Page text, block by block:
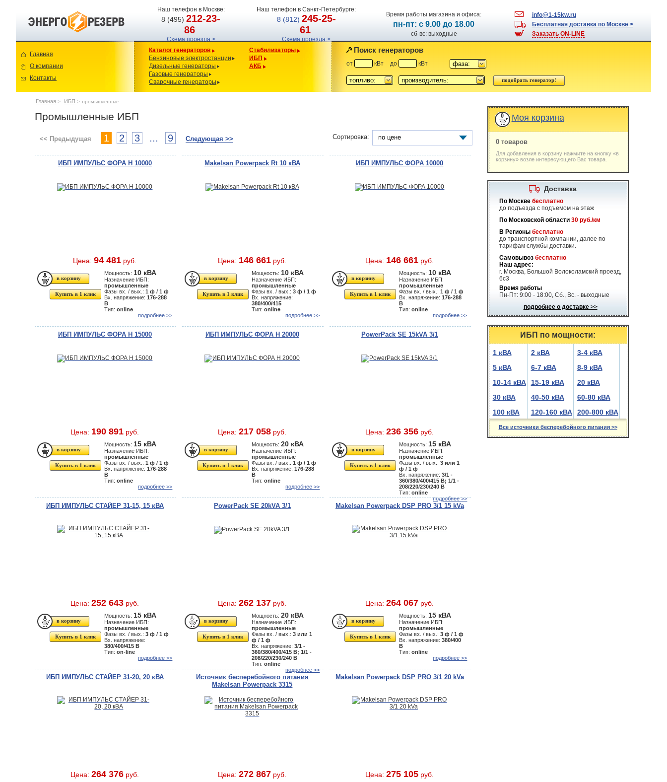
Наш телефон в Москве:
8 (495)212-23-
86
Схема проезда >
Наш телефон в Санкт-Петербурге:
8 (812) 245-25-
61
Схема проезда >
Время работы магазина и офиса:
пн-пт: с 9.00 до 18.00
сб-вс: выходные
info@1-15kw.ru
Бесплатная доставка по Москве >
Заказать ON-LINE
Главная
О компании
Контакты
Каталог генераторов
Бензиновые электростанции
Дизельные генераторы
Газовые генераторы
Сварочные генераторы
Стабилизаторы
ИБП
АКБ
Поиск генераторов
от кВт до кВт фаза:
топливо: производитель:
Главная > ИБП > промышленные
Промышленные ИБП
Сортировка: по цене
<< Предыдущая 1 2 3 ... 9 Следующая >>
ИБП ИМПУЛЬС ФОРА H 10000
Цена:94 481 руб.
Купить в 1 клик
Мощность: 10 кВА
Назначение ИБП:
промышленные
Фазы вх. / вых.:1 ф / 1 ф
Вх. напряжение:176-288
В
Тип:online
подробнее >>
Makelsan Powerpack Rt 10 кВА
Цена: 146 661 руб.
Купить в 1 клик
Мощность: 10 кВА
Назначение ИБП:
промышленные
Фазы вх. / вых.:3 ф / 1 ф
Вх. напряжение:
380/400/415
Тип:online
подробнее >>
ИБП ИМПУЛЬС ФОРА 10000
Цена: 146 661 руб.
Купить в 1 клик
Мощность: 10 кВА
Назначение ИБП:
промышленные
Фазы вх. / вых.:1 ф / 1 ф
Вх. напряжение:176-288
В
Тип:online
подробнее >>
ИБП ИМПУЛЬС ФОРА H 15000
Цена: 190 891 руб.
Купить в 1 клик
Мощность: 15 кВА
Назначение ИБП:
промышленные
Фазы вх. / вых.:1 ф / 1 ф
Вх. напряжение:176-288
В
Тип:online
подробнее >>
ИБП ИМПУЛЬС ФОРА H 20000
Цена:217 058 руб.
Купить в 1 клик
Мощность:20 кВА
Назначение ИБП:
промышленные
Фазы вх. / вых.:1 ф / 1 ф
Вх. напряжение:176-288
В
Тип:online
подробнее >>
PowerPack SE 15kVA 3/1
Цена:236 356 руб.
Купить в 1 клик
Мощность: 15 кВА
Назначение ИБП:
промышленные
Фазы вх. / вых.:3 или 1
ф / 1 ф
Вх. напряжение:3/1 -
360/380/400/415 В; 1/1 -
208/220/230/240 В
Тип:online
подробнее >>
ИБП ИМПУЛЬС СТАЙЕР 31-15, 15 кВА
Цена:252 643 руб.
Купить в 1 клик
Мощность: 15 кВА
Назначение ИБП:
промышленные
Фазы вх. / вых.:3 ф / 1 ф
Вх. напряжение:
380/400/415 В
Тип:on-line
подробнее >>
PowerPack SE 20kVA 3/1
Цена:262 137 руб.
Купить в 1 клик
Мощность:20 кВА
Назначение ИБП:
промышленные
Фазы вх. / вых.:3 или 1
ф / 1 ф
Вх. напряжение:3/1 -
360/380/400/415 В; 1/1 -
208/220/230/240 В
Тип:online
подробнее >>
Makelsan Powerpack DSP PRO 3/1 15 kVa
Цена:264 067 руб.
Купить в 1 клик
Мощность: 15 кВА
Назначение ИБП:
промышленные
Фазы вх. / вых.:3 ф / 1 ф
Вх. напряжение:380/400
В
Тип:online
подробнее >>
ИБП ИМПУЛЬС СТАЙЕР 31-20, 20 кВА
Цена:264 376 руб.
Источник бесперебойного питания
Makelsan Powerpack 3315
Цена:272 867 руб.
Makelsan Powerpack DSP PRO 3/1 20 kVa
Цена:275 105 руб.
0 Моя корзина
0 товаров
Для добавления в корзину нажмите на кнопку «в
корзину» возле интересующего Вас товара.
Доставка
По Москве бесплатно
до подъезда с подъемом на этаж
По Московской области 30 руб./км
В Регионы бесплатно
до транспортной компании, далее по
тарифам службы доставки.
Самовывоз бесплатно
Наш адрес:
г. Москва, Большой Волоколамский проезд,
6с3
Время работы
Пн-Пт: 9:00 - 18:00, Сб., Вс. - выходные
подробнее о доставке >>
ИБП по мощности:
1 кВА 2 кВА
3-4 кВА
5 кВА
6-7 кВА
8-9 кВА
10-14 кВА
15-19 кВА
20 кВА
30 кВА
40-50 кВА
60-80 кВА
100 кВА
120-160 кВА 200-800 кВА
Все источники бесперебойного питания >>